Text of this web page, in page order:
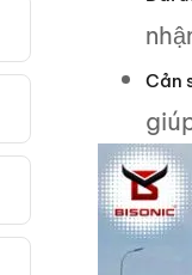
Cản